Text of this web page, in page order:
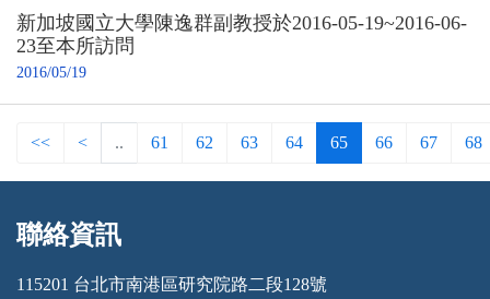
新加坡國立大學陳逸群副教授於2016-05-19~2016-06-
23至本所訪問
2016/05/19
<< < .. 61 62 63 64 65 66 67 68
:::
聯絡資訊
115201 台北市南港區研究院路二段128號